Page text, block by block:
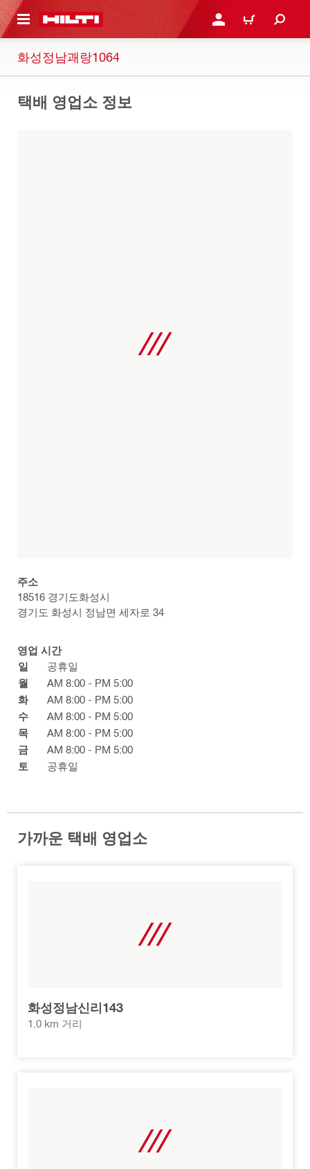
으로 건너뛰기 로그인 또는 회원가입
장바구니
화성정남괘랑1064
택배 영업소 정보
주소
18516 경기도화성시
경기도 화성시 정남면 세자로 34
영업 시간
일
공휴일
월
AM 8:00 - PM 5:00
화
AM 8:00 - PM 5:00
수
AM 8:00 - PM 5:00
목
AM 8:00 - PM 5:00
금
AM 8:00 - PM 5:00
토
공휴일
가까운 택배 영업소
화성정남신리143
1.0 km 거리